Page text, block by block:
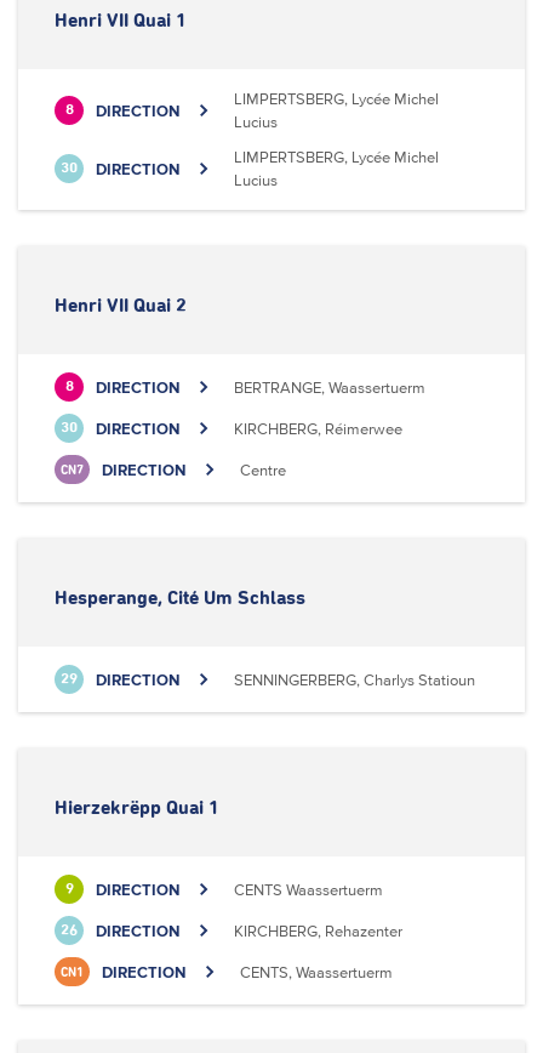
Henri VII Quai 1
8 DIRECTION
LIMPERTSBERG, Lycée Michel
Lucius
30 DIRECTION
LIMPERTSBERG, Lycée Michel
Lucius
Henri VII Quai 2
8 DIRECTION BERTRANGE, Waassertuerm
30 DIRECTION KIRCHBERG, Réimerwee
CN7 DIRECTION Centre
Hesperange, Cité Um Schlass
29 DIRECTION SENNINGERBERG, Charlys Statioun
Hierzekrëpp Quai 1
9 DIRECTION CENTS Waassertuerm
26 DIRECTION KIRCHBERG, Rehazenter
CN1 DIRECTION CENTS, Waassertuerm